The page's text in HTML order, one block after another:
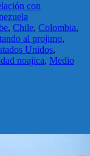
con
, Chile, Colombia,
al projimo,
Unidos,
noajica, Medio